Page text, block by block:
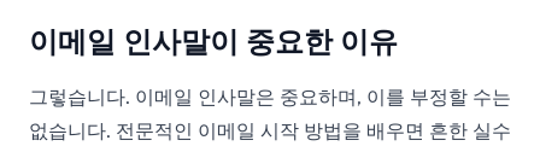
이메일 인사말이 중요한 이유
그렇습니다. 이메일 인사말은 중요하며, 이를 부정할 수는
없습니다. 전문적인 이메일 시작 방법을 배우면 흔한 실수